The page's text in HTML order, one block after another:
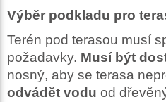
Výběr podkladu pro
Terén pod terasou musí
požadavky. Musí být
nosný, aby se terasa
odvádět vodu od